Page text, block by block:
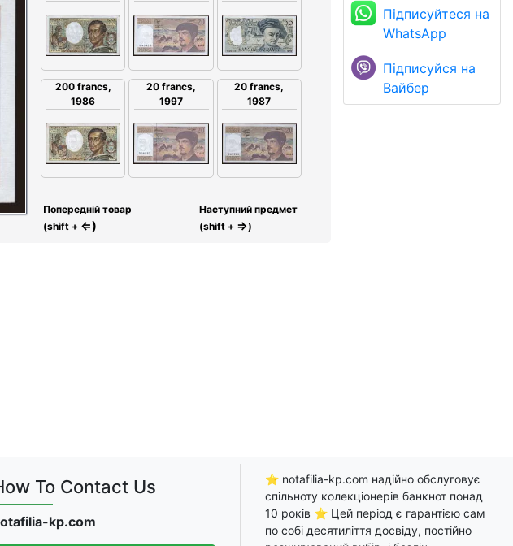
200 francs,
1986
20 francs,
1997
20 francs,
1987
Попередній товар
(shift + ⇐)
Наступний предмет
(shift + ⇒)
Підписуйтеся на
WhatsApp
Підписуйся на
Вайбер
To Contact Us
kp.com
⭐ notafilia-kp.com надійно обслуговує
спільноту колекціонерів банкнот понад
10 років ⭐ Цей період є гарантією сам
по собі десятиліття досвіду, постійно